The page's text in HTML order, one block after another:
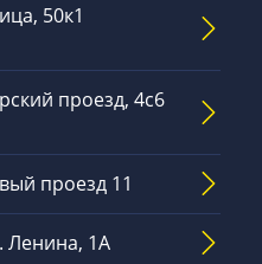
50к1
проезд, 4с6
проезд 11
Ленина, 1А